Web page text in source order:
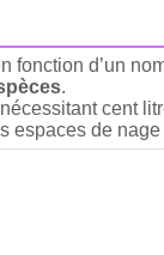
fonction d’un
.
cent
espaces de nage